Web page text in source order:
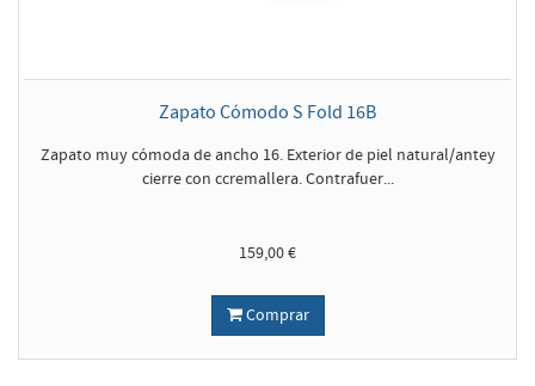
Zapato Cómodo S Fold 16B
Zapato muy cómoda de ancho 16. Exterior de piel natural/antey
cierre con ccremallera. Contrafuer...
159,00 €
Comprar